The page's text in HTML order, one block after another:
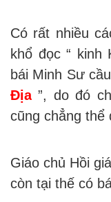
Có rất nhiều
khổ đọc “
bái Minh Sư
Địa ”, do đó
cũng chẳng
Giáo chủ Hồi
còn tại thế có